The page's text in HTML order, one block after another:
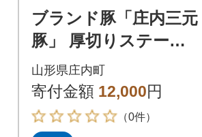
ブランド豚「庄内三元
豚」 厚切りステーキ
肉(200g×4枚)
山形県庄内町
寄付金額 12,000円
（0件）